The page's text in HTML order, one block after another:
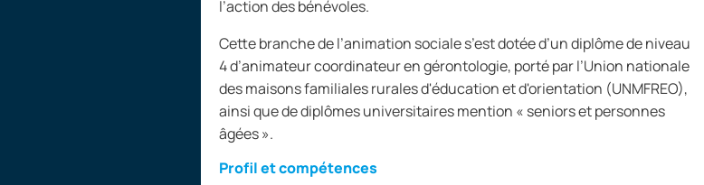
l’action des bénévoles.
Cette branche de l’animation sociale s’est dotée d’un diplôme de niveau
4d’animateur coordinateur en gérontologie, porté par l’Union nationale
des maisons familiales rurales d'éducation et d'orientation (UNMFREO),
ainsi que de diplômes universitaires mention « seniors et personnes
âgées».
Profil et compétences